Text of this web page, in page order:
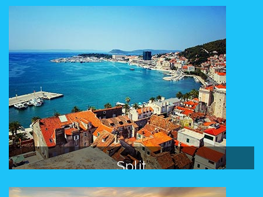
Split
The historical city of Split is the second largest city in